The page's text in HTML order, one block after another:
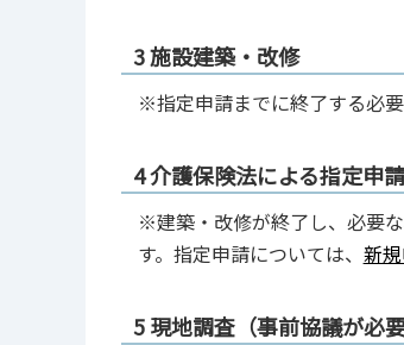
3 施設建築・改修
※指定申請までに終了する必要
4 介護保険法による指定申請
※建築・改修が終了し、必要
す。指定申請については、 新
5 現地調査（事前協議が必